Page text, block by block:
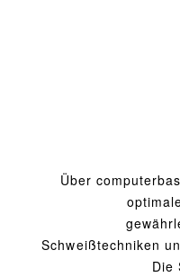
Über
Schweißtechniken
Die